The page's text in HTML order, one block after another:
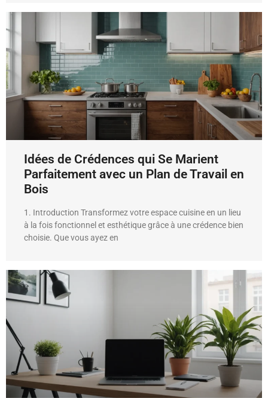
Idées de Crédences qui Se Marient
Parfaitement avec un Plan de Travail en
Bois
1. Introduction Transformez votre espace cuisine en un lieu
à la fois fonctionnel et esthétique grâce à une crédence bien
choisie. Que vous ayez en